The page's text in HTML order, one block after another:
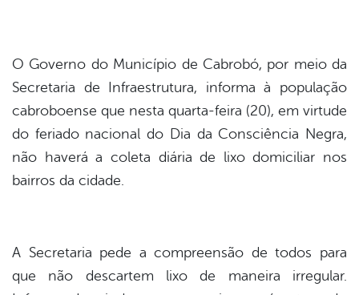
O Governo do Município de Cabrobó, por meio da
Secretaria de Infraestrutura, informa à população
cabroboense que nesta quarta-feira (20), em virtude
do feriado nacional do Dia da Consciência Negra,
não haverá a coleta diária de lixo domiciliar nos
bairros da cidade.
A Secretaria pede a compreensão de todos para
que não descartem lixo de maneira irregular.